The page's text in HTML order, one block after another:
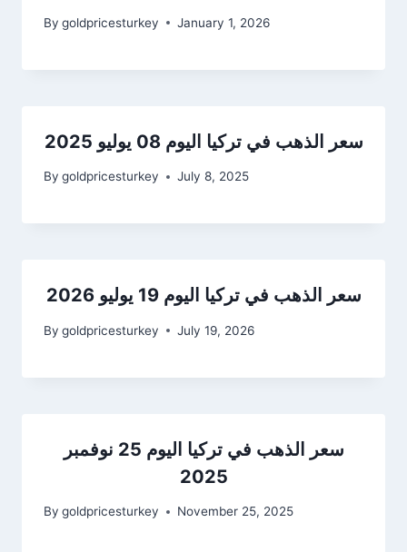
By goldpricesturkey January 1, 2026
سعر الذهب في تركيا اليوم 08 يوليو 2025
By goldpricesturkey July 8, 2025
سعر الذهب في تركيا اليوم 19 يوليو 2026
By goldpricesturkey July 19, 2026
سعر الذهب في تركيا اليوم 25 نوفمبر
2025
By goldpricesturkey November 25, 2025